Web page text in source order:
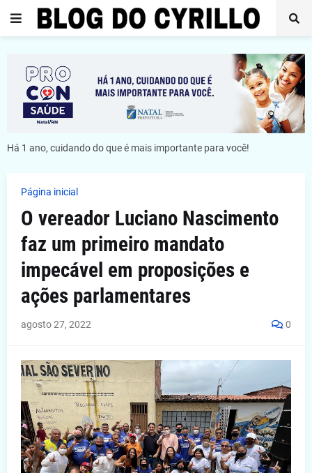
Há 1 ano, cuidando do que é mais importante para você!
Página inicial
O vereador Luciano Nascimento
faz um primeiro mandato
impecável em proposições e
ações parlamentares
agosto 27, 2022 0